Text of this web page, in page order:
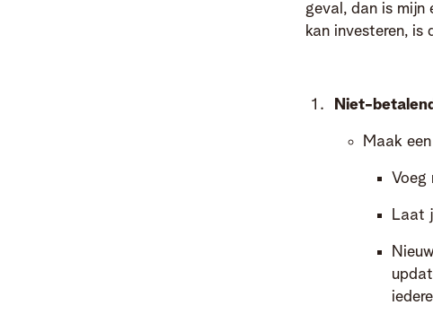
geval, dan is mijn
kan investeren, is
Niet-
Maak
Voeg
Laat